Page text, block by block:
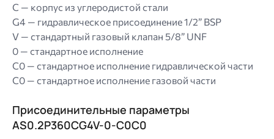
C — корпус из углеродистой стали
G4 — гидравлическое присоединение 1/2” BSP
V — стандартный газовый клапан 5/8” UNF
0 — стандартное исполнение
C0 — стандартное исполнение гидравлической части
C0 — стандартное исполнение газовой части
Присоединительные параметры
AS0.2P360CG4V-0-C0C0